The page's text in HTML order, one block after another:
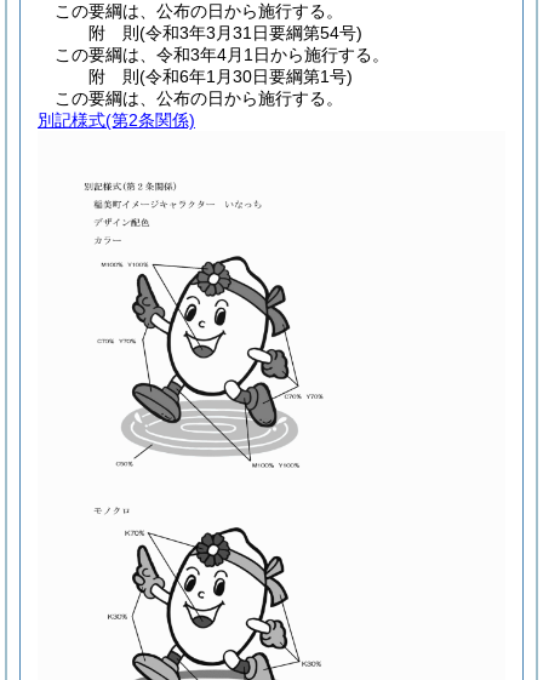
この要綱は、公布の日から施行する。
附 則(令和3年3月31日要綱第54号)
この要綱は、令和3年4月1日から施行する。
附 則(令和6年1月30日要綱第1号)
この要綱は、公布の日から施行する。
別記様式(第2条関係)